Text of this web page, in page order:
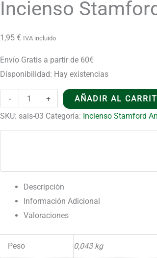
Fuego
Incienso
1,95 € IVA incluido
Envío Gratis a partir de 60€
Disponibilidad: Hay existencias
-
Incienso
Stamford
+
AÑADIR AL
SKU: sais-03 Categoría: Incienso Stamford
Descripción
Información Adicional
Valoraciones
Peso 0,043 kg